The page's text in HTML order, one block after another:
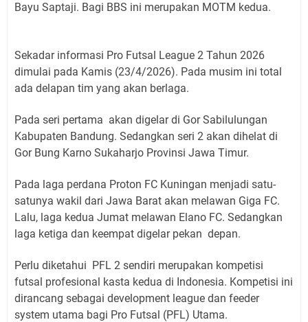
Bayu Saptaji. Bagi BBS ini merupakan MOTM kedua.
Sekadar informasi Pro Futsal League 2 Tahun 2026
dimulai pada Kamis (23/4/2026). Pada musim ini total
ada delapan tim yang akan berlaga.
Pada seri pertama akan digelar di Gor Sabilulungan
Kabupaten Bandung. Sedangkan seri 2 akan dihelat di
Gor Bung Karno Sukaharjo Provinsi Jawa Timur.
Pada laga perdana Proton FC Kuningan menjadi satu-
satunya wakil dari Jawa Barat akan melawan Giga FC.
Lalu, laga kedua Jumat melawan Elano FC. Sedangkan
laga ketiga dan keempat digelar pekan depan.
Perlu diketahui PFL 2 sendiri merupakan kompetisi
futsal profesional kasta kedua di Indonesia. Kompetisi ini
dirancang sebagai development league dan feeder
system utama bagi Pro Futsal (PFL) Utama.